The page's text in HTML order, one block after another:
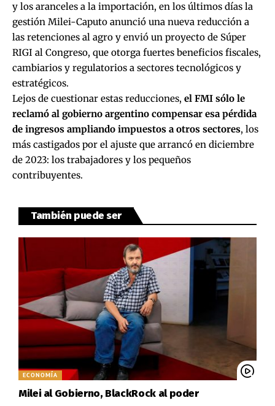
y los aranceles a la importación, en los últimos días la
gestión Milei-Caputo anunció una nueva reducción a
las retenciones al agro y envió un proyecto de Súper
RIGI al Congreso, que otorga fuertes beneficios fiscales,
cambiarios y regulatorios a sectores tecnológicos y
estratégicos.
Lejos de cuestionar estas reducciones, el FMI sólo le
reclamó al gobierno argentino compensar esa pérdida
de ingresos ampliando impuestos a otros sectores, los
más castigados por el ajuste que arrancó en diciembre
de 2023: los trabajadores y los pequeños
contribuyentes.
También puede ser
ECONOMÍA
Milei al Gobierno, BlackRock al poder